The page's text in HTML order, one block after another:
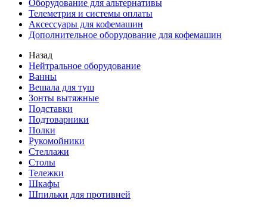
Оборудование для альтернативы
Телеметрия и системы оплаты
Аксессуары для кофемашин
Дополнительное оборудование для кофемашин
Назад
Нейтральное оборудование
Ванны
Вешала для туш
Зонты вытяжные
Подставки
Подтоварники
Полки
Рукомойники
Стеллажи
Столы
Тележки
Шкафы
Шпильки для противней